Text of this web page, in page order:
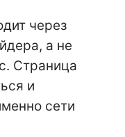
через
а не
Страница
и
сети